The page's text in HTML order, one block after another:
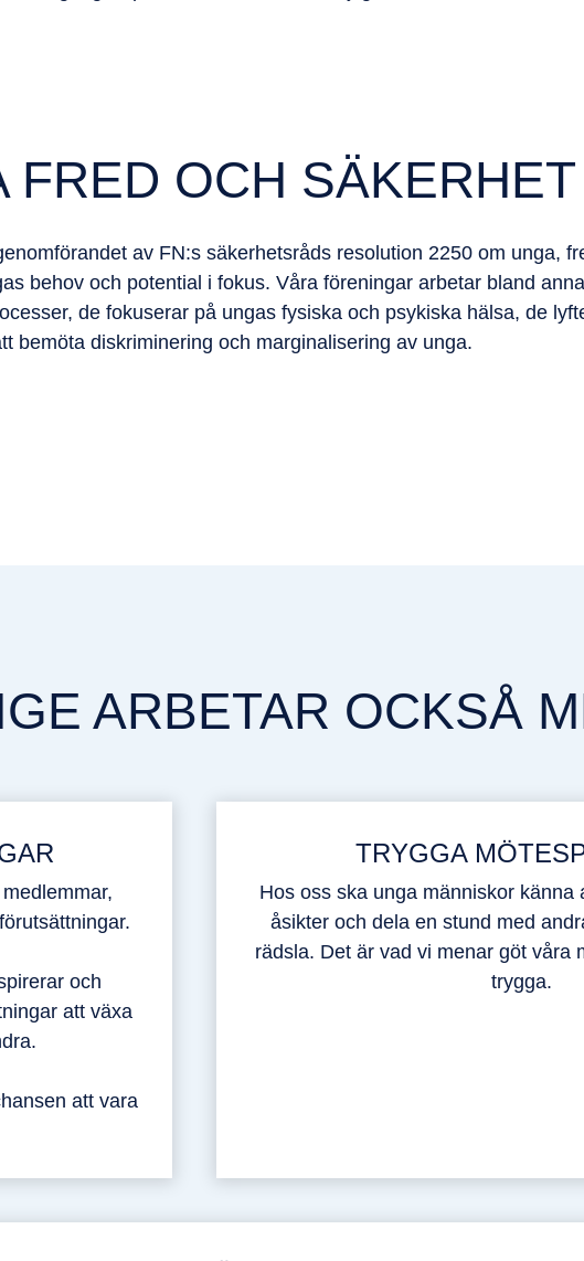
FRED OCH SÄKERHET
av FN:s säkerhetsråds resolution 2250 om unga,
behov och potential i fokus. Våra föreningar arbetar bland
de fokuserar på ungas fysiska och psykiska hälsa, de
bemöta diskriminering och marginalisering av unga.
ARBETAR OCKSÅ
och
att växa
att vara
TRYGGA
Hos oss ska unga människor känna
åsikter och dela en stund med
rädsla. Det är vad vi menar göt våra
trygga.